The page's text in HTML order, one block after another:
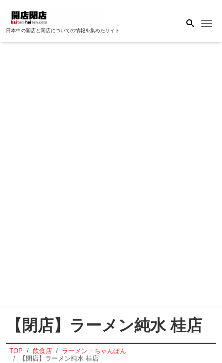
日本中の開店と閉店についての情報を集めたサイト
【閉店】ラーメン純水 桂店
TOP 飲食店
ラーメン・ちゃんぽん
【閉店】ラーメン純水 桂店